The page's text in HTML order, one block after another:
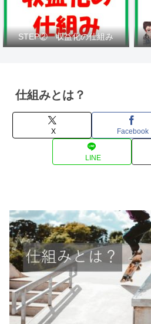
STEP② 収益化の仕組み
仕組みとは？
X Facebook
LINE